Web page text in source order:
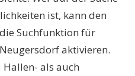
ist, kann den
Suchfunktion für
aktivieren.
als auch